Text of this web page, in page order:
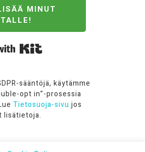
MINUT
sääntöjä, käytämme
opt in”-prosessia
Tietosuoja-sivu jos
lisätietoja.